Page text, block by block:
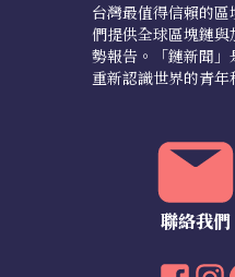
台灣最值得信賴的
們提供全球區塊鏈
勢報告。「鏈新聞
重新認識世界的青年
聯絡我們